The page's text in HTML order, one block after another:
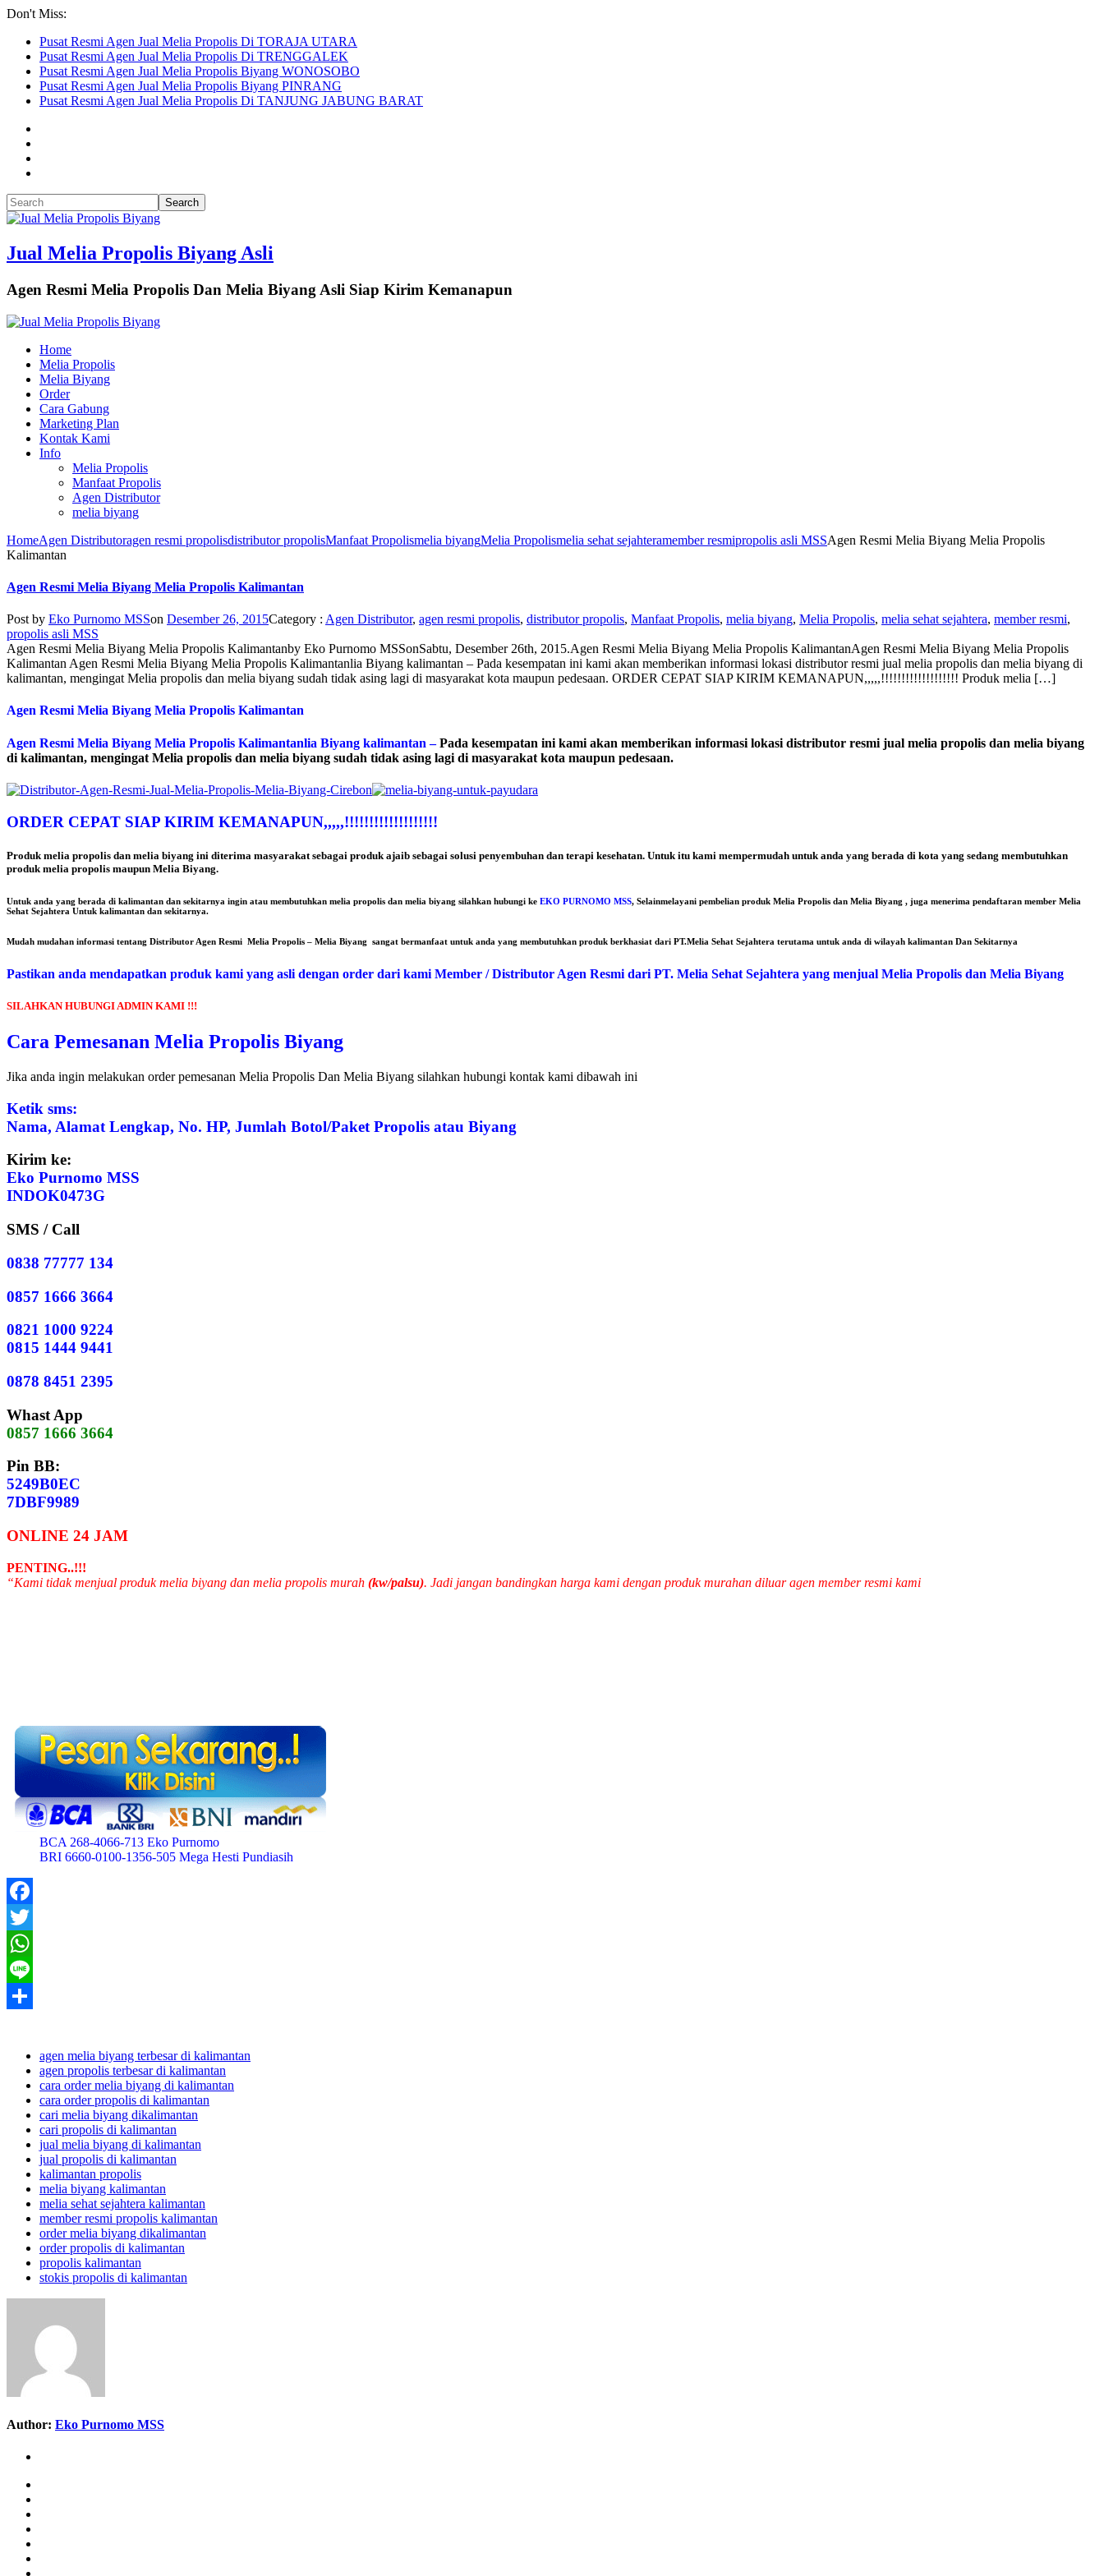
Don't Miss:
Pusat Resmi Agen Jual Melia Propolis Di TORAJA UTARA
Pusat Resmi Agen Jual Melia Propolis Di TRENGGALEK
Pusat Resmi Agen Jual Melia Propolis Biyang WONOSOBO
Pusat Resmi Agen Jual Melia Propolis Biyang PINRANG
Pusat Resmi Agen Jual Melia Propolis Di TANJUNG JABUNG BARAT
Jual Melia Propolis Biyang Asli
Agen Resmi Melia Propolis Dan Melia Biyang Asli Siap Kirim Kemanapun
Home
Melia Propolis
Melia Biyang
Order
Cara Gabung
Marketing Plan
Kontak Kami
Info
Melia Propolis
Manfaat Propolis
Agen Distributor
melia biyang
HomeAgen Distributoragen resmi propolisdistributor propolisManfaat Propolismelia biyangMelia Propolismelia sehat sejahteramember resmipropolis asli MSSAgen Resmi Melia Biyang Melia Propolis
Kalimantan
Agen Resmi Melia Biyang Melia Propolis Kalimantan
Post by Eko Purnomo MSSon Desember 26, 2015Category : Agen Distributor, agen resmi propolis, distributor propolis, Manfaat Propolis, melia biyang, Melia Propolis, melia sehat sejahtera, member resmi,
propolis asli MSS
Agen Resmi Melia Biyang Melia Propolis Kalimantanby Eko Purnomo MSSonSabtu, Desember 26th, 2015.Agen Resmi Melia Biyang Melia Propolis KalimantanAgen Resmi Melia Biyang Melia Propolis
Kalimantan Agen Resmi Melia Biyang Melia Propolis Kalimantanlia Biyang kalimantan – Pada kesempatan ini kami akan memberikan informasi lokasi distributor resmi jual melia propolis dan melia biyang di
kalimantan, mengingat Melia propolis dan melia biyang sudah tidak asing lagi di masyarakat kota maupun pedesaan. ORDER CEPAT SIAP KIRIM KEMANAPUN,,,,,!!!!!!!!!!!!!!!!!!! Produk melia […]
Agen Resmi Melia Biyang Melia Propolis Kalimantan
Agen Resmi Melia Biyang Melia Propolis Kalimantanlia Biyang kalimantan –Pada kesempatan ini kami akan memberikan informasi lokasi distributor resmi jual melia propolis dan melia biyang
di kalimantan, mengingat Melia propolis dan melia biyang sudah tidak asing lagi di masyarakat kota maupun pedesaan.
ORDER CEPAT SIAP KIRIM KEMANAPUN,,,,,!!!!!!!!!!!!!!!!!!!
Produk melia propolis dan melia biyang ini diterima masyarakat sebagai produk ajaib sebagai solusi penyembuhan dan terapi kesehatan. Untuk itu kami mempermudah untuk anda yang berada di kota yang sedang membutuhkan
produk melia propolis maupun Melia Biyang.
Untuk anda yang berada di kalimantan dan sekitarnya ingin atau membutuhkan melia propolis dan melia biyang silahkan hubungi ke EKO PURNOMO MSS, Selainmelayani pembelian produk Melia Propolis dan Melia Biyang , juga menerima pendaftaran member Melia
Sehat Sejahtera Untuk kalimantan dan sekitarnya.
Mudah mudahan informasi tentang Distributor Agen Resmi Melia Propolis – Melia Biyang sangat bermanfaat untuk anda yang membutuhkan produk berkhasiat dari PT.Melia Sehat Sejahtera terutama untuk anda di wilayah kalimantan Dan Sekitarnya
Pastikan anda mendapatkan produk kami yang asli dengan order dari kami Member / Distributor Agen Resmi dari PT. Melia Sehat Sejahtera yang menjual Melia Propolis dan Melia Biyang
SILAHKAN HUBUNGI ADMIN KAMI !!!
Cara Pemesanan Melia Propolis Biyang
Jika anda ingin melakukan order pemesanan Melia Propolis Dan Melia Biyang silahkan hubungi kontak kami dibawah ini
Ketik sms:
Nama, Alamat Lengkap, No. HP, Jumlah Botol/Paket Propolis atau Biyang
Kirim ke:
Eko Purnomo MSS
INDOK0473G
SMS / Call
0838 77777 134
0857 1666 3664
0821 1000 9224
0815 1444 9441
0878 8451 2395
Whast App
0857 1666 3664
Pin BB:
5249B0EC
7DBF9989
ONLINE 24 JAM
PENTING..!!!
“Kami tidak menjual produk melia biyang dan melia propolis murah (kw/palsu). Jadi jangan bandingkan harga kami dengan produk murahan diluar agen member resmi kami
BCA 268-4066-713 Eko Purnomo
BRI 6660-0100-1356-505 Mega Hesti Pundiasih
Facebook
Twitter
WhatsApp
Line
agen melia biyang terbesar di kalimantan
agen propolis terbesar di kalimantan
cara order melia biyang di kalimantan
cara order propolis di kalimantan
cari melia biyang dikalimantan
cari propolis di kalimantan
jual melia biyang di kalimantan
jual propolis di kalimantan
kalimantan propolis
melia biyang kalimantan
melia sehat sejahtera kalimantan
member resmi propolis kalimantan
order melia biyang dikalimantan
order propolis di kalimantan
propolis kalimantan
stokis propolis di kalimantan
Author: Eko Purnomo MSS